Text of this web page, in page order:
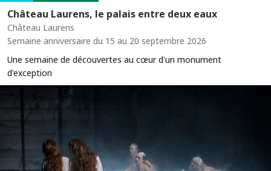
Château Laurens, le palais entre deux eaux
Château Laurens
Semaine anniversaire du 15 au 20 septembre 2026
Une semaine de découvertes au cœur d'un monument
d'exception